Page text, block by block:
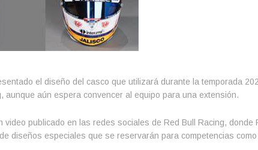
el diseño del casco que utilizará durante la temporada
aunque aún espera convencer al equipo para una extensión.
video publicado en las redes sociales de Red Bull Racing,
diseños especiales que se reservarán para competencias